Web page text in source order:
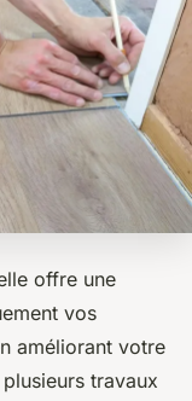
offre une
vos
améliorant votre
travaux